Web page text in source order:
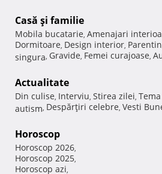
Casă şi familie
Mobila bucatarie, Amenajari
Dormitoare, Design interior,
singura, Gravide, Femei curajoase,
Actualitate
Din culise, Interviu, Stirea zilei,
autism, Despărţiri celebre, Vesti
Horoscop
Horoscop 2026,
Horoscop 2025,
Horoscop azi,